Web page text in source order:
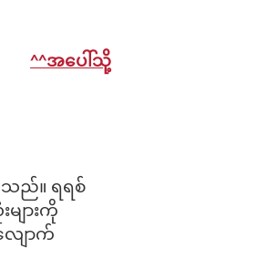
^^အပေါ်သို့
သည်။ ရရစ်
ျားကို
ျောက်